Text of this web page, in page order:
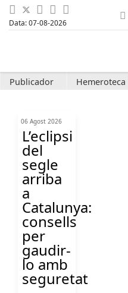
Data: 07-08-2026
Publicador Hemeroteca
06 Agost 2026
L’eclipsi
del
segle
arriba
a
Catalunya:
consells
per
gaudir-
lo amb
seguretat